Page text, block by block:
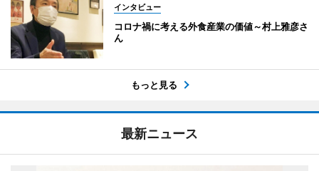
インタビュー
コロナ禍に考える外食産業の価値～村上雅彦さ
ん
もっと見る
最新ニュース